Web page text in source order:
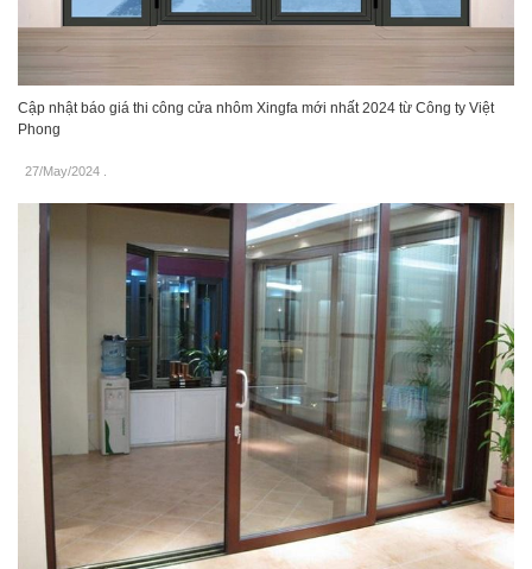
Cập nhật báo giá thi công cửa nhôm Xingfa mới nhất 2024 từ Công ty Việt
Phong
27/May/2024